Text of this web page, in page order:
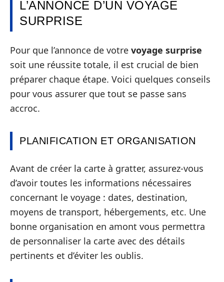
L’ANNONCE D’UN VOYAGE
SURPRISE
Pour que l’annonce de votre voyage surprise
soit une réussite totale, il est crucial de bien
préparer chaque étape. Voici quelques conseils
pour vous assurer que tout se passe sans
accroc.
PLANIFICATION ET ORGANISATION
Avant de créer la carte à gratter, assurez-vous
d’avoir toutes les informations nécessaires
concernant le voyage : dates, destination,
moyens de transport, hébergements, etc. Une
bonne organisation en amont vous permettra
de personnaliser la carte avec des détails
pertinents et d’éviter les oublis.